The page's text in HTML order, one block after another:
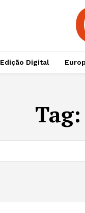
Edição Digital
Tag: